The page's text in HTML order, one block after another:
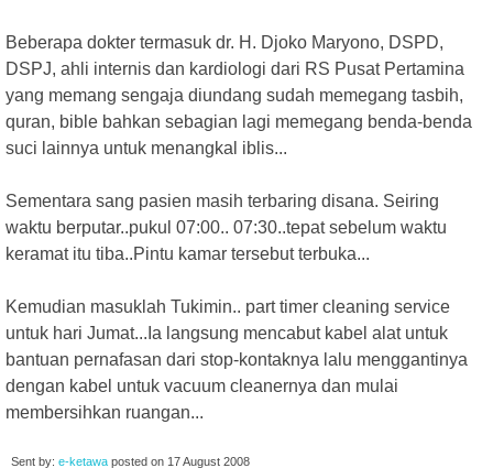
Beberapa dokter termasuk dr. H. Djoko Maryono, DSPD,
DSPJ, ahli internis dan kardiologi dari RS Pusat Pertamina
yang memang sengaja diundang sudah memegang tasbih,
quran, bible bahkan sebagian lagi memegang benda-benda
suci lainnya untuk menangkal iblis...
Sementara sang pasien masih terbaring disana. Seiring
waktu berputar..pukul 07:00.. 07:30..tepat sebelum waktu
keramat itu tiba..Pintu kamar tersebut terbuka...
Kemudian masuklah Tukimin.. part timer cleaning service
untuk hari Jumat...Ia langsung mencabut kabel alat untuk
bantuan pernafasan dari stop-kontaknya lalu menggantinya
dengan kabel untuk vacuum cleanernya dan mulai
membersihkan ruangan...
Sent by: e-ketawa posted on 17 August 2008